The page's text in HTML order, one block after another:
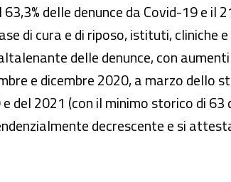
63,3% delle denunce da Covid-19 e il
di cura e di riposo, istituti, cliniche
delle denunce, con
e dicembre 2020, a marzo dello
del 2021 (con il minimo storico di
decrescente e si